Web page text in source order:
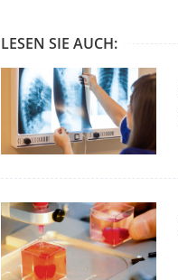
LESEN SIE AUCH: